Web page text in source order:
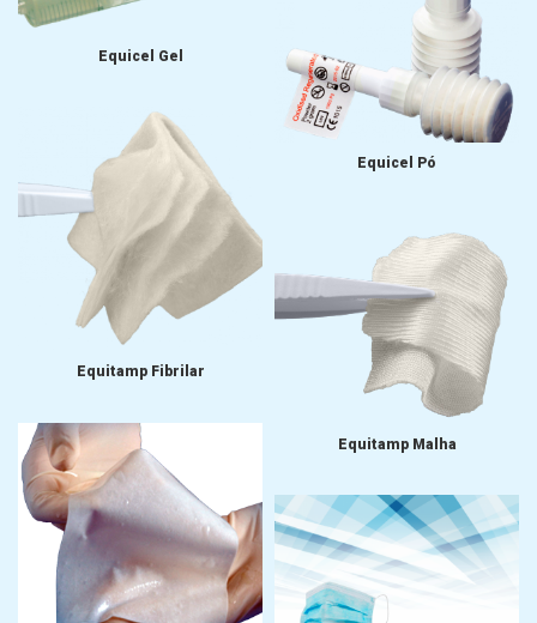
Equicel Gel
Equicel Pó
Equitamp Fibrilar
Equitamp Malha